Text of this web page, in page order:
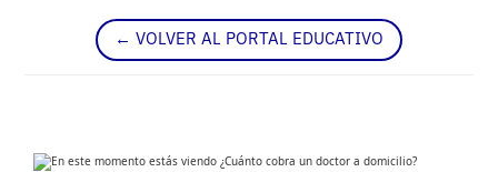
← VOLVER AL PORTAL EDUCATIVO